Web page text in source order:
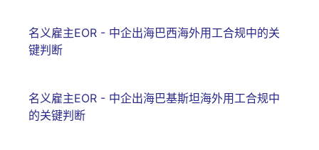
名义雇主EOR - 中企出海巴西海外用工合规中的关
键判断
名义雇主EOR - 中企出海巴基斯坦海外用工合规中
的关键判断